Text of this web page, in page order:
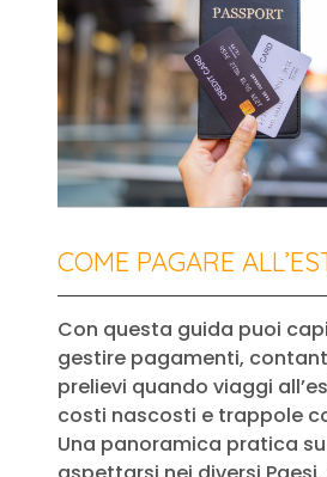
COME PAGARE
Con questa guida puoi
gestire pagamenti,
prelievi quando viaggi
costi nascosti e trappole
Una panoramica pratica